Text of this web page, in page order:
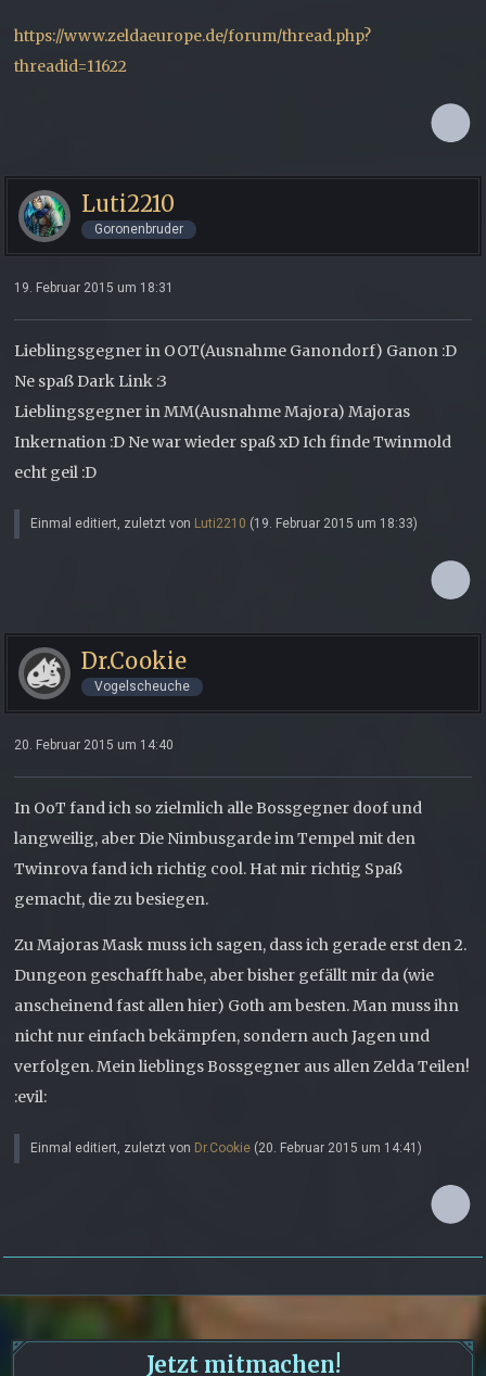
https://www.zeldaeurope.de/forum/thread.php?
threadid=11622
Luti2210
Goronenbruder
19. Februar 2015 um 18:31
Lieblingsgegner in OOT(Ausnahme Ganondorf) Ganon :D
Ne spaß Dark Link :3
Lieblingsgegner in MM(Ausnahme Majora) Majoras
Inkernation :D Ne war wieder spaß xD Ich finde Twinmold
echt geil :D
Einmal editiert, zuletzt von Luti2210 (19. Februar 2015 um 18:33)
Dr.Cookie
Vogelscheuche
20. Februar 2015 um 14:40
In OoT fand ich so zielmlich alle Bossgegner doof und
langweilig, aber Die Nimbusgarde im Tempel mit den
Twinrova fand ich richtig cool. Hat mir richtig Spaß
gemacht, die zu besiegen.
Zu Majoras Mask muss ich sagen, dass ich gerade erst den 2.
Dungeon geschafft habe, aber bisher gefällt mir da (wie
anscheinend fast allen hier) Goth am besten. Man muss ihn
nicht nur einfach bekämpfen, sondern auch Jagen und
verfolgen. Mein lieblings Bossgegner aus allen Zelda Teilen!
:evil:
Einmal editiert, zuletzt von Dr.Cookie (20. Februar 2015 um 14:41 )
Jetzt mitmachen!